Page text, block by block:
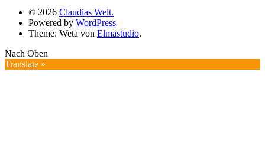
© 2026 Claudias Welt.
Powered by WordPress
Theme: Weta von Elmastudio.
Nach Oben
Translate »